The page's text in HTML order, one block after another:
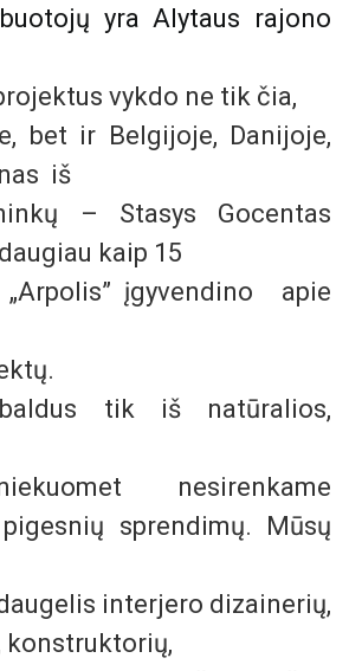
yra Alytaus rajono
vykdo ne tik čia,
bet ir Belgijoje, Danijoje,
iš
– Stasys Gocentas
kaip 15
įgyvendino apie
baldus tik iš natūralios,
nesirenkame
sprendimų. Mūsų
interjero dizainerių,